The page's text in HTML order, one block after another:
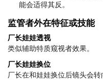
能会适得其反。
监管者外在特征或技能
厂长娃娃透视
类似辅助特质窥视者效果。
厂长娃娃换位
厂长在和娃娃换位后镜头会